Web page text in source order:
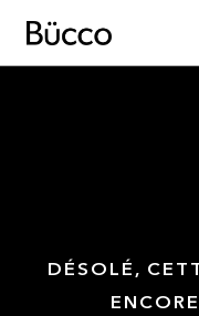
DÉSOLÉ,